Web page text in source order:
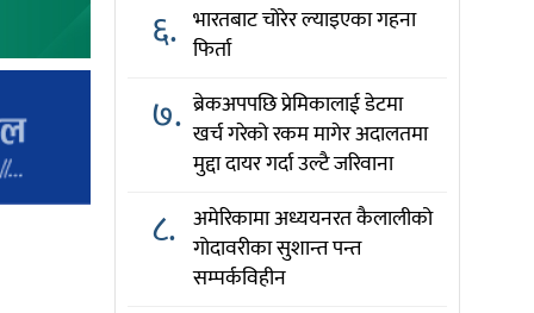
६. भारतबाट चोरेर ल्याइएका गहना
फिर्ता
७. ब्रेकअपपछि प्रेमिकालाई डेटमा
खर्च गरेको रकम मागेर अदालतमा
मुद्दा दायर गर्दा उल्टै जरिवाना
८. अमेरिकामा अध्ययनरत कैलालीको
गोदावरीका सुशान्त पन्त
सम्पर्कविहीन